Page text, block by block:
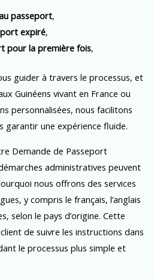
passeport,
expiré,
pour la première fois,
guider à travers le processus, et
Guinéens vivant en France ou
personnalisées, nous facilitons
garantir une expérience fluide.
Demande de Passeport
administratives peuvent
nous offrons des services
y compris le français, l’anglais
selon le pays d’origine. Cette
de suivre les instructions dans
le processus plus simple et